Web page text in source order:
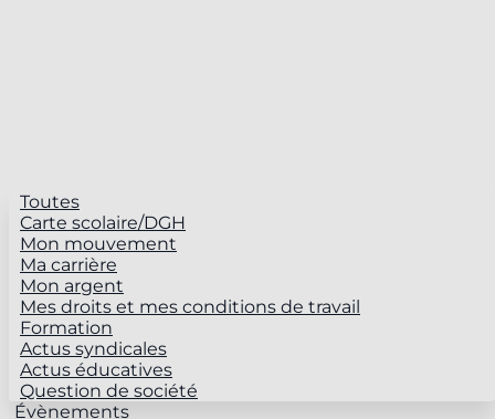
Toutes
Carte scolaire/DGH
Mon mouvement
Ma carrière
Mon argent
Mes droits et mes conditions de travail
Formation
Actus syndicales
Actus éducatives
Question de société
Évènements